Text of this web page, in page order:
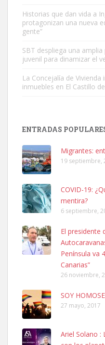
Este gato macho ha aparecido
es muy manso y
Leales.org » Gran Canaria
Leales.org » Gran Canaria
SHIBA PERDIDO AVDA JOSE
PERRO MACHO RAZA SHIBA
06/07/2025 ZONA MESA Y
Leales.org » Gran Canaria
Ninfa perdida
Historias que dan vida a
protagonizan una nueva
gente”
SBT despliega una
juvenil para dinamizar el
La Concejalía de
inmuebles en El Castillo
ENTRADAS
Migrantes:
19 septiembre,
COVID-19:
mentira?
6 septiembre,
El presidente
Península va
Canarias”
26 noviembre,
SOY
27 mayo, 2017
Ariel Solano :